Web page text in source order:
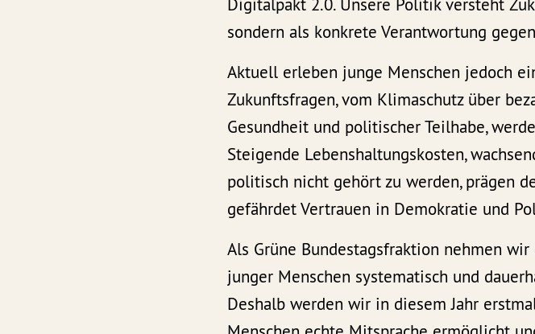
sondern als konkrete Verantwortung
Aktuell erleben junge Menschen jedoch
Zukunftsfragen, vom Klimaschutz über
Gesundheit und politischer Teilhabe,
Steigende Lebenshaltungskosten,
politisch nicht gehört zu werden, prägen
gefährdet Vertrauen in Demokratie und
Als Grüne Bundestagsfraktion nehmen
junger Menschen systematisch und
Deshalb werden wir in diesem Jahr